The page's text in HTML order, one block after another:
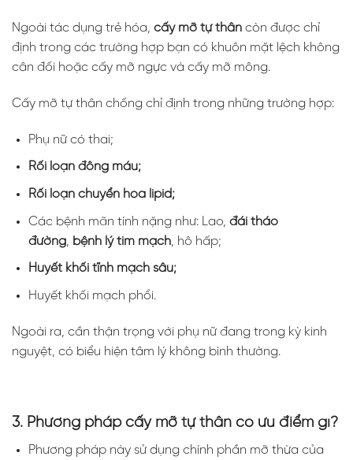
Ngoài tác dụng trẻ hóa, cấy mỡ tự thân còn được chỉ
định trong các trường hợp bạn có khuôn mặt lệch không
cân đối hoặc cấy mỡ ngực và cấy mỡ mông.
Cấy mỡ tự thân chống chỉ định trong những trường hợp:
Phụ nữ có thai;
Rối loạn đông máu;
Rối loạn chuyển hóa lipid;
Các bệnh mãn tính nặng như: Lao, đái tháo
đường, bệnh lý tim mạch, hô hấp;
Huyết khối tĩnh mạch sâu;
Huyết khối mạch phổi.
Ngoài ra, cần thận trọng với phụ nữ đang trong kỳ kinh
nguyệt, có biểu hiện tâm lý không bình thường.
3. Phương pháp cấy mỡ tự thân có ưu điểm gì?
Phương pháp này sử dụng chính phần mỡ thừa của